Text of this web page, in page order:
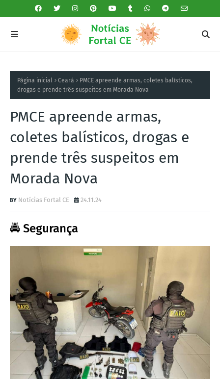
Página inicial Ceará
PMCE apreende armas, coletes balísticos,
drogas e prende três suspeitos em Morada Nova
PMCE apreende armas,
coletes balísticos, drogas e
prende três suspeitos em
Morada Nova
Notícias Fortal CE 24.11.24
🚔 Segurança